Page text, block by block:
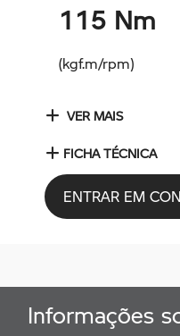
115 Nm
(kgf.m/rpm)
VER MAIS
FICHA TÉCNICA
ENTRAR EM
Informações